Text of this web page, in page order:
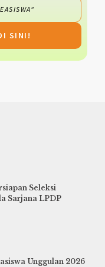
SINI!
Seleksi
Sarjana LPDP
Unggulan 2026